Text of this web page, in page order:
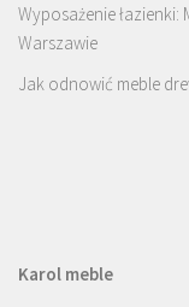
Wyposażenie łazienki:
Warszawie
Jak odnowić meble
Karol meble